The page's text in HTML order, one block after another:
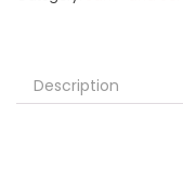
Description